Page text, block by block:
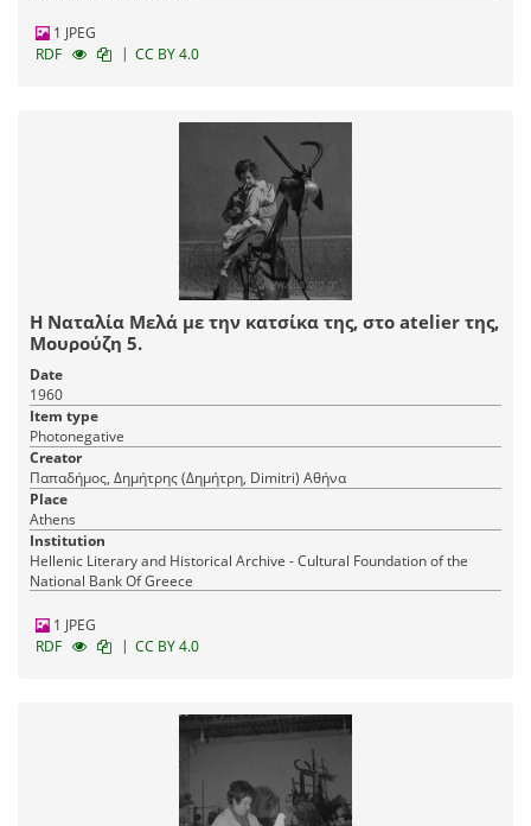
1 JPEG
RDF
| CC BY 4.0
Η Ναταλία Μελά με την κατσίκα της, στο atelier της,
Μουρούζη 5.
Date
1960
Item type
Photonegative
Creator
Παπαδήμος, Δημήτρης (Δημήτρη, Dimitri) Αθήνα
Place
Athens
Institution
Hellenic Literary and Historical Archive - Cultural Foundation of the
National Bank Of Greece
1 JPEG
RDF
| CC BY 4.0